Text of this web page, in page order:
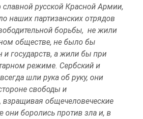
русской Красной Армии,
наших партизанских отрядов
борьбы, не жили
обществе, не было бы
и государств, а жили бы при
режиме. Сербский и
шли рука об руку, они
свободы и
взращивая общечеловеческие
они боролись против зла и, в